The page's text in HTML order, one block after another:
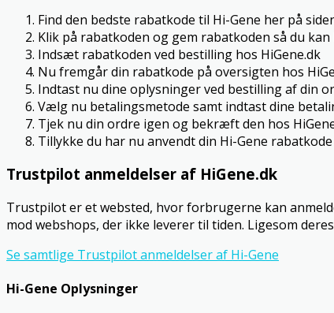
Find den bedste rabatkode til Hi-Gene her på
Klik på rabatkoden og gem rabatkoden så du kan
Indsæt rabatkoden ved bestilling hos HiGene.dk
Nu fremgår din rabatkode på oversigten hos
Indtast nu dine oplysninger ved bestilling af din
Vælg nu betalingsmetode samt indtast dine
Tjek nu din ordre igen og bekræft den hos
Tillykke du har nu anvendt din Hi-Gene rabatkode
Trustpilot anmeldelser af HiGene.dk
Trustpilot er et websted, hvor forbrugerne kan
mod webshops, der ikke leverer til tiden. Ligesom
Se samtlige Trustpilot anmeldelser af Hi-Gene
Hi-Gene Oplysninger